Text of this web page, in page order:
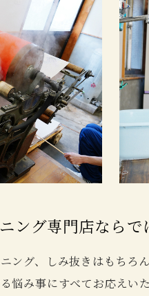
ング専門店ならで
ング、しみ抜きはもちろ
悩み事にすべてお応えい